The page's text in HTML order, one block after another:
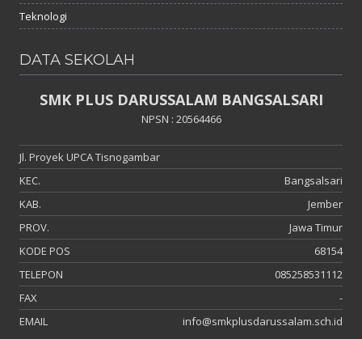
Teknologi
DATA SEKOLAH
SMK PLUS DARUSSALAM BANGSALSARI
NPSN : 20564466
Jl. Proyek UPCA Tisnogambar
KEC.
Bangsalsari
KAB.
Jember
PROV.
Jawa Timur
KODE POS
68154
TELEPON
085258531112
FAX
-
EMAIL
info@smkplusdarussalam.sch.id